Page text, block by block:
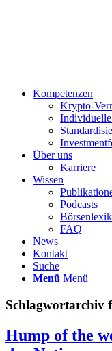
Kompetenzen
Krypto-
Über uns
Karriere
Wissen
Podcasts
FAQ
News
Kontakt
Suche
Menü Menü
Schlagwortarchiv
Hump of the